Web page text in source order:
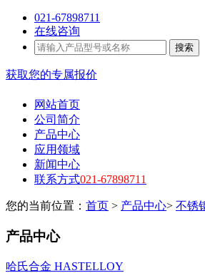
021-67898711
在线咨询
搜索
获取您的专属报价
网站首页
公司简介
产品中心
应用领域
新闻中心
联系方式021-67898711
您的当前位置： 首页 > 产品中心> 不锈
产品中心
哈氏合金 HASTELLOY